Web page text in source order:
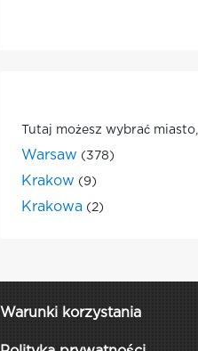
Tutaj możesz wybrać
Warsaw (378)
Krakow (9)
Krakowa (2)
Warunki korzystania